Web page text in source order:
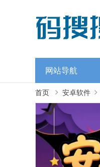
网站导航
首页 安卓软件